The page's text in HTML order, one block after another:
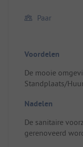
Paar
Voordelen
De mooie
Standplaats/
Nadelen
De sanitaire
gerenoveerd